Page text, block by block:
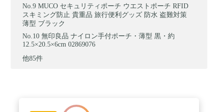
MUCO セキュリティポーチ ウエストポーチ RFID
スキミング防止 貴重品 旅行便利グッズ 防水 盗難対策
薄型 ブラック
無印良品 ナイロン手付ポーチ・薄型 黒・約
12.5×20.5×6cm 02869076
他85件